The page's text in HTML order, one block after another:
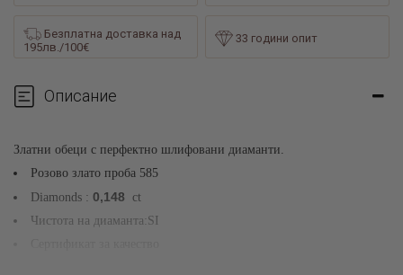
Безплатна доставка над
195лв./100€
33 години опит
Описание
Златни обеци с перфектно шлифовани диаманти.
Розово злато проба 585
Diamonds : 0,148 ct
Чистота на диаманта:SI